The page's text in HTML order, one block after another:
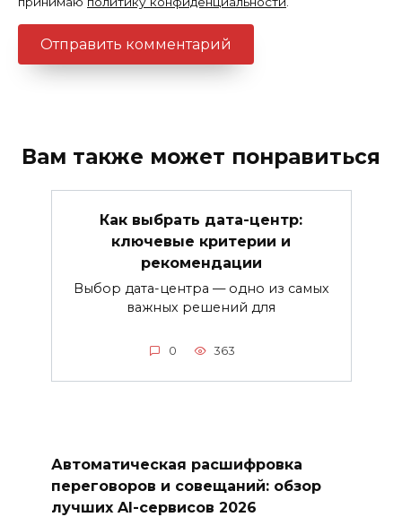
Вам также может понравиться
Как выбрать дата-центр:
ключевые критерии и
рекомендации
Выбор дата-центра — одно из самых
важных решений для
0 363
Автоматическая расшифровка
переговоров и совещаний: обзор
лучших AI-сервисов 2026